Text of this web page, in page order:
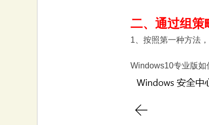
二、通过组策
1、按照第一种方法
Windows10专业版如